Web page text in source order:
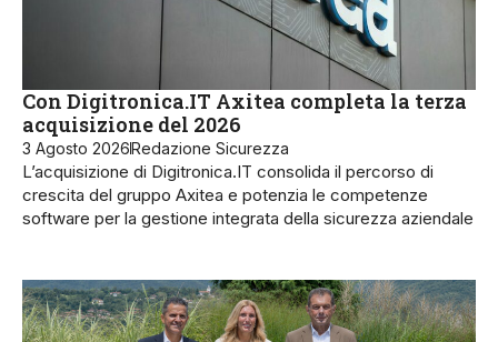
Con Digitronica.IT Axitea completa la terza
acquisizione del 2026
3 Agosto 2026Redazione Sicurezza
L’acquisizione di Digitronica.IT consolida il percorso di
crescita del gruppo Axitea e potenzia le competenze
software per la gestione integrata della sicurezza aziendale